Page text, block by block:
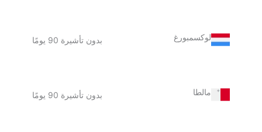
لوكسمبورغ بدون تأشيرة 90 يومًا
مالطا بدون تأشيرة 90 يومًا